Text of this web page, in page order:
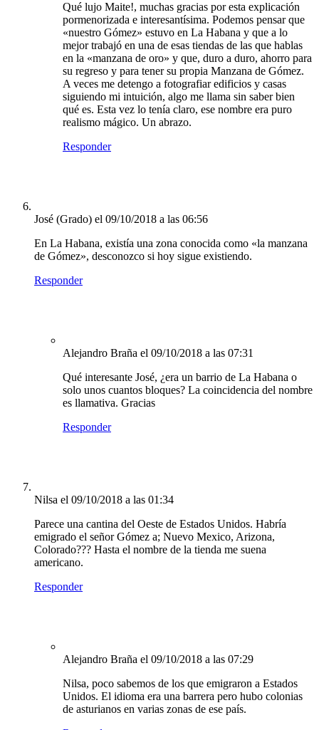
Qué lujo Maite!, muchas gracias por esta explicación
pormenorizada e interesantísima. Podemos pensar que
«nuestro Gómez» estuvo en La Habana y que a lo
mejor trabajó en una de esas tiendas de las que hablas
en la «manzana de oro» y que, duro a duro, ahorro para
su regreso y para tener su propia Manzana de Gómez.
A veces me detengo a fotografiar edificios y casas
siguiendo mi intuición, algo me llama sin saber bien
qué es. Esta vez lo tenía claro, ese nombre era puro
realismo mágico. Un abrazo.
Responder
José (Grado) el 09/10/2018 a las 06:56
En La Habana, existía una zona conocida como «la manzana
de Gómez», desconozco si hoy sigue existiendo.
Responder
Alejandro Braña el 09/10/2018 a las 07:31
Qué interesante José, ¿era un barrio de La Habana o
solo unos cuantos bloques? La coincidencia del nombre
es llamativa. Gracias
Responder
Nilsa el 09/10/2018 a las 01:34
Parece una cantina del Oeste de Estados Unidos. Habría
emigrado el señor Gómez a; Nuevo Mexico, Arizona,
Colorado??? Hasta el nombre de la tienda me suena
americano.
Responder
Alejandro Braña el 09/10/2018 a las 07:29
Nilsa, poco sabemos de los que emigraron a Estados
Unidos. El idioma era una barrera pero hubo colonias
de asturianos en varias zonas de ese país.